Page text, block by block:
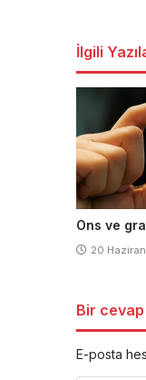
İlgili
Ons ve
20
Bir cevap
E-posta